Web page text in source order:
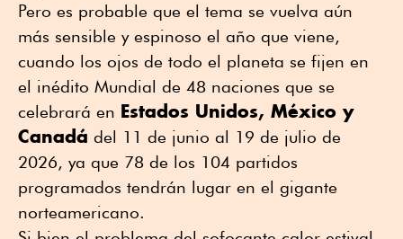
Pero es probable que el tema se vuelva aún
más sensible y espinoso el año que viene,
cuando los ojos de todo el planeta se fijen en
el inédito Mundial de 48 naciones que se
celebrará en Estados Unidos, México y
Canadá del 11 de junio al 19 de julio de
2026, ya que 78 de los 104 partidos
programados tendrán lugar en el gigante
norteamericano.